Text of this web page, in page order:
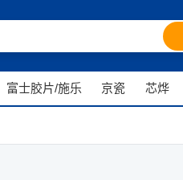
富士胶片/施乐 京瓷 芯烨